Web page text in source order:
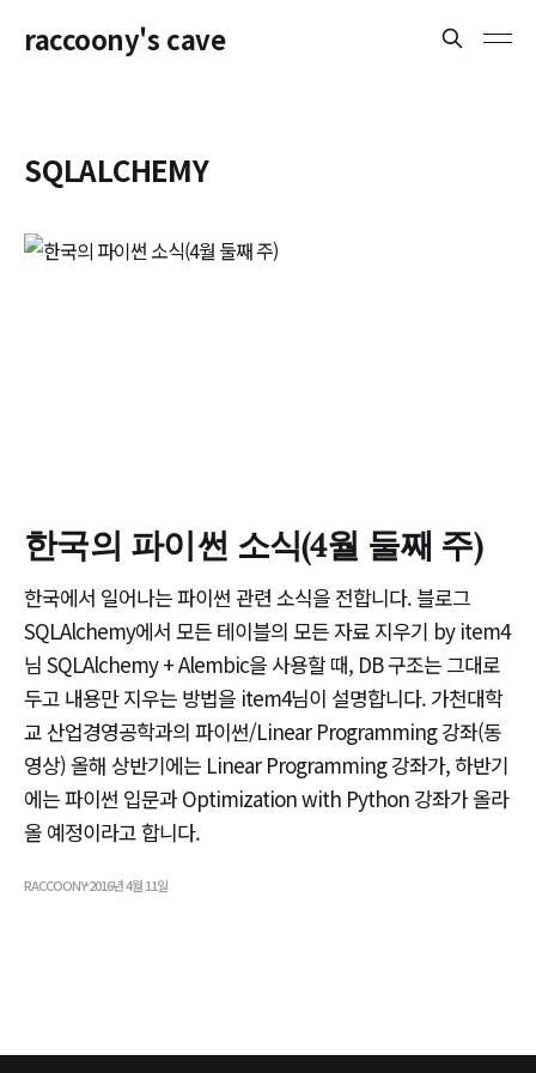
raccoony's cave
SQLALCHEMY
한국의 파이썬 소식(4월 둘째 주)
한국에서 일어나는 파이썬 관련 소식을 전합니다. 블로그
SQLAlchemy에서 모든 테이블의 모든 자료 지우기 by item4
님 SQLAlchemy + Alembic을 사용할 때, DB 구조는 그대로
두고 내용만 지우는 방법을 item4님이 설명합니다. 가천대학
교 산업경영공학과의 파이썬/Linear Programming 강좌(동
영상) 올해 상반기에는 Linear Programming 강좌가, 하반기
에는 파이썬 입문과 Optimization with Python 강좌가 올라
올 예정이라고 합니다.
RACCOONY2016년 4월 11일